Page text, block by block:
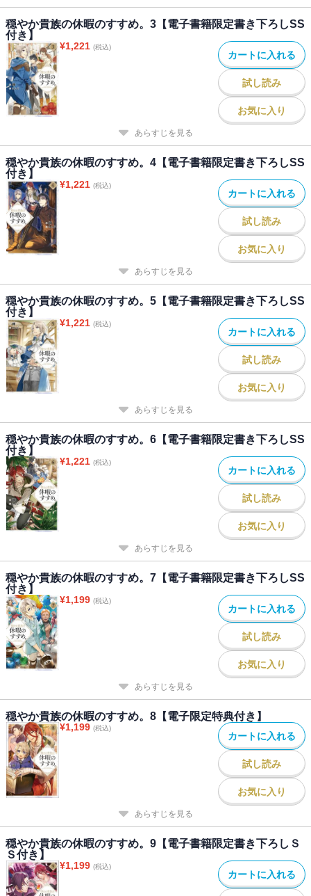
穏やか貴族の休暇のすすめ。3【電子書籍限定書き下ろしSS
付き】
¥1,221 (税込)
カートに入れる
試し読み
お気に入り
あらすじを見る
穏やか貴族の休暇のすすめ。4【電子書籍限定書き下ろしSS
付き】
¥1,221 (税込)
カートに入れる
試し読み
お気に入り
あらすじを見る
穏やか貴族の休暇のすすめ。5【電子書籍限定書き下ろしSS
付き】
¥1,221 (税込)
カートに入れる
試し読み
お気に入り
あらすじを見る
穏やか貴族の休暇のすすめ。6【電子書籍限定書き下ろしSS
付き】
¥1,221 (税込)
カートに入れる
試し読み
お気に入り
あらすじを見る
穏やか貴族の休暇のすすめ。7【電子書籍限定書き下ろしSS
付き】
¥1,199 (税込)
カートに入れる
試し読み
お気に入り
あらすじを見る
穏やか貴族の休暇のすすめ。8【電子限定特典付き】
¥1,199 (税込)
カートに入れる
試し読み
お気に入り
あらすじを見る
穏やか貴族の休暇のすすめ。9【電子書籍限定書き下ろしＳ
Ｓ付き】
¥1,199 (税込)
カートに入れる